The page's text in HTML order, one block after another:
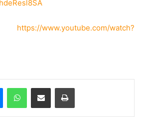
https://www.youtube.com/watch?